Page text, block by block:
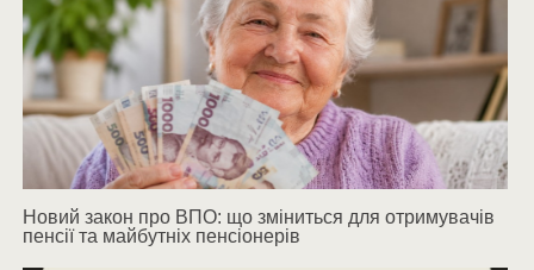
Новий закон про ВПО: що зміниться для отримувачів
пенсії та майбутніх пенсіонерів